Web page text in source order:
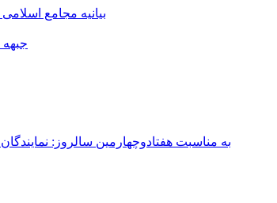
بیانیه مجامع
به مناسبت هفتادوچهارمین سالروز: نمایندگان مجلس زار می‌زدند/